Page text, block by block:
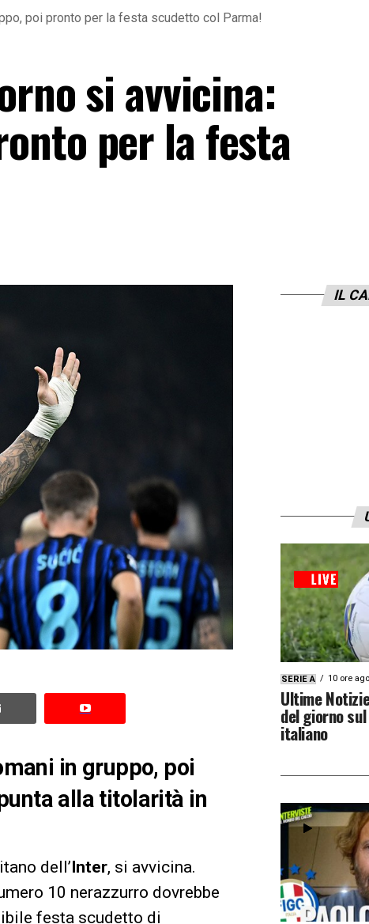
poi pronto per la festa scudetto col Parma!
si avvicina:
per la festa
in gruppo, poi
alla titolarità in
dell’Inter, si avvicina.
10 nerazzurro dovrebbe
festa scudetto di
IL
SERIE A 10 ore ago
Ultime
del giorno
italiano